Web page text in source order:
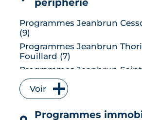
périphérie
Programmes Jeanbrun
(9)
Programmes Jeanbrun
Fouillard (7)
Programmes Jeanbrun
la-Lande (6)
Programmes Jeanbrun Vitré
Voir
Programmes